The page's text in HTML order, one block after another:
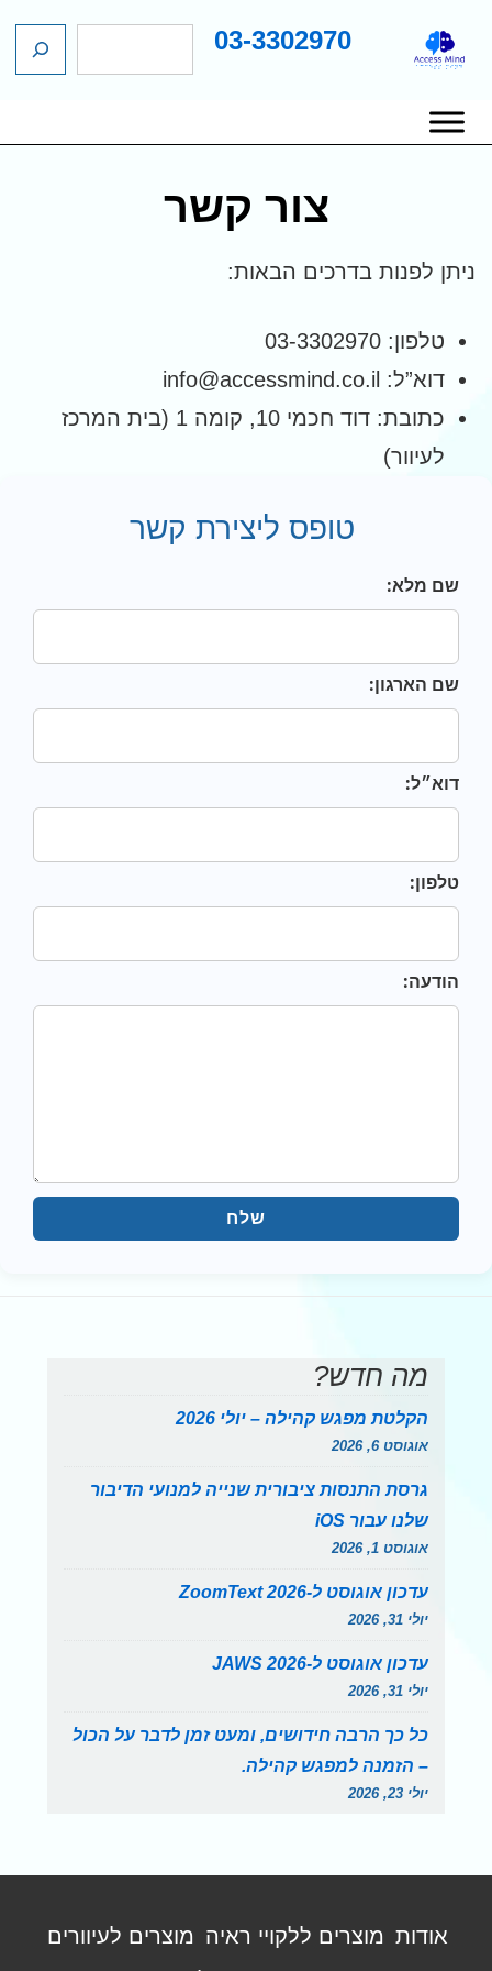
03-3302970
ניווט
ראשי
צור קשר
ניתן לפנות בדרכים הבאות:
טלפון: 03-3302970
דוא”ל: info@accessmind.co.il
כתובת: דוד חכמי 10, קומה 1 (בית המרכז
לעיוור)
טופס ליצירת קשר
שם מלא:
שם הארגון:
דוא״ל:
טלפון:
הודעה:
שלח
מה חדש?
הקלטת מפגש קהילה – יולי 2026
אוגוסט 6, 2026
גרסת התנסות ציבורית שנייה למנועי הדיבור
שלנו עבור iOS
אוגוסט 1, 2026
עדכון אוגוסט ל-ZoomText 2026
יולי 31, 2026
עדכון אוגוסט ל-JAWS 2026
יולי 31, 2026
כל כך הרבה חידושים, ומעט זמן לדבר על הכול
– הזמנה למפגש קהילה.
יולי 23, 2026
תפריט
אודות מוצרים ללקויי ראיה מוצרים לעיוורים